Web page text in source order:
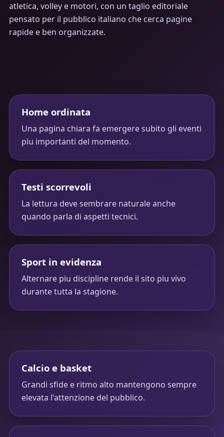
atletica, volley e motori, con un taglio editoriale
pensato per il pubblico italiano che cerca pagine
rapide e ben organizzate.
Home ordinata
Una pagina chiara fa emergere subito gli eventi
piu importanti del momento.
Testi scorrevoli
La lettura deve sembrare naturale anche
quando parla di aspetti tecnici.
Sport in evidenza
Alternare piu discipline rende il sito piu vivo
durante tutta la stagione.
Calcio e basket
Grandi sfide e ritmo alto mantengono sempre
elevata l'attenzione del pubblico.